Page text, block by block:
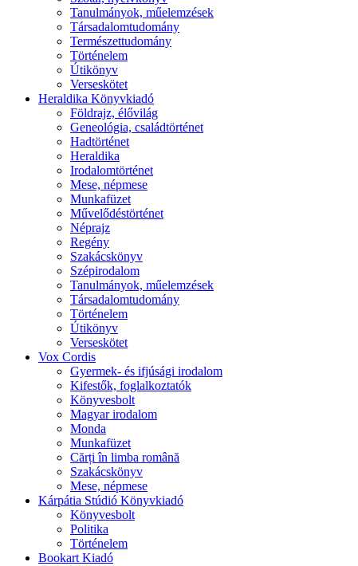
Tanulmányok, műelemzések
Társadalomtudomány
Természettudomány
Történelem
Útikönyv
Verseskötet
Heraldika Könyvkiadó
Földrajz, élővilág
Geneológia, családtörténet
Hadtörténet
Heraldika
Irodalomtörténet
Mese, népmese
Munkafüzet
Művelődéstörténet
Néprajz
Regény
Szakácskönyv
Szépirodalom
Tanulmányok, műelemzések
Társadalomtudomány
Történelem
Útikönyv
Verseskötet
Vox Cordis
Gyermek- és ifjúsági irodalom
Kifestők, foglalkoztatók
Könyvesbolt
Magyar irodalom
Monda
Munkafüzet
Cărți în limba română
Szakácskönyv
Mese, népmese
Kárpátia Stúdió Könyvkiadó
Könyvesbolt
Politika
Történelem
Bookart Kiadó